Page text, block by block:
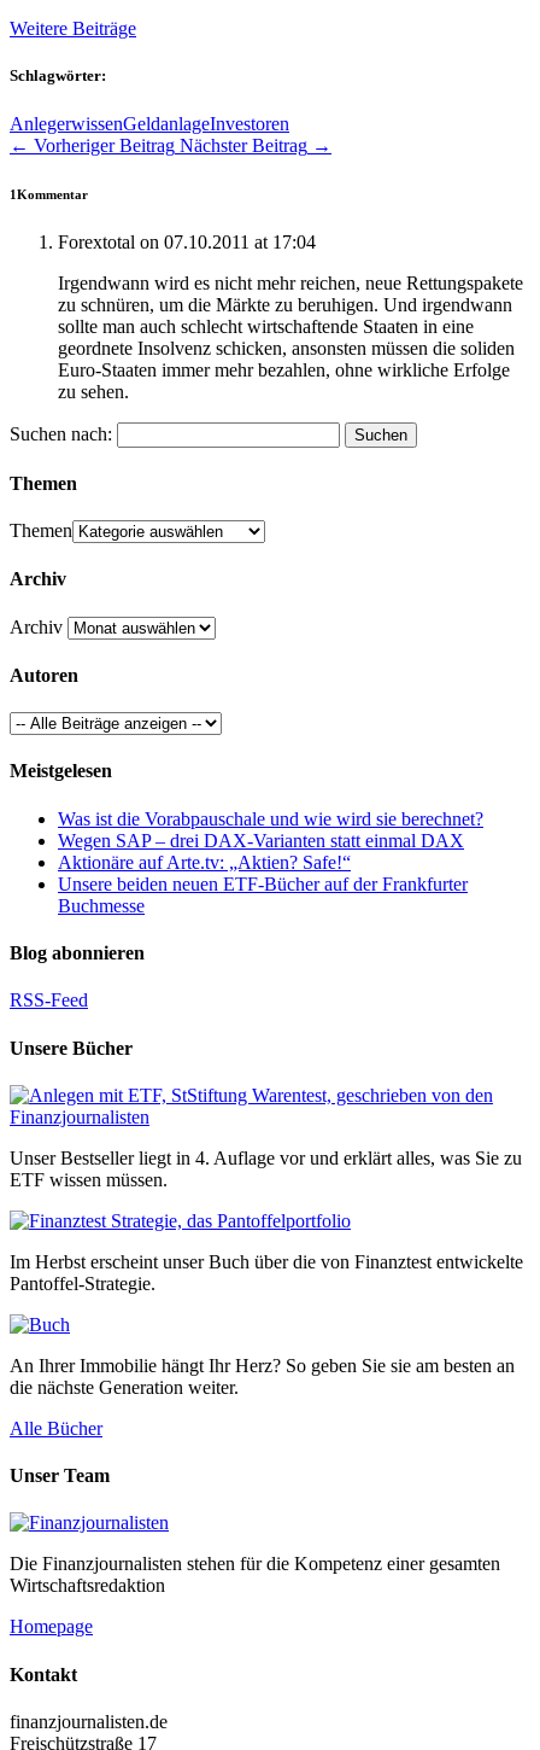
Weitere Beiträge
Schlagwörter:
AnlegerwissenGeldanlageInvestoren
← Vorheriger Beitrag Nächster Beitrag →
1Kommentar
Forextotal on 07.10.2011 at 17:04
Irgendwann wird es nicht mehr reichen, neue Rettungspakete
zu schnüren, um die Märkte zu beruhigen. Und irgendwann
sollte man auch schlecht wirtschaftende Staaten in eine
geordnete Insolvenz schicken, ansonsten müssen die soliden
Euro-Staaten immer mehr bezahlen, ohne wirkliche Erfolge
zu sehen.
Suchen nach:
Themen
Themen
Archiv
Archiv
Autoren
Meistgelesen
Was ist die Vorabpauschale und wie wird sie berechnet?
Wegen SAP – drei DAX-Varianten statt einmal DAX
Aktionäre auf Arte.tv: „Aktien? Safe!“
Unsere beiden neuen ETF-Bücher auf der Frankfurter
Buchmesse
Blog abonnieren
RSS-Feed
Unsere Bücher
Unser Bestseller liegt in 4. Auflage vor und erklärt alles, was Sie zu
ETF wissen müssen.
Im Herbst erscheint unser Buch über die von Finanztest entwickelte
Pantoffel-Strategie.
An Ihrer Immobilie hängt Ihr Herz? So geben Sie sie am besten an
die nächste Generation weiter.
Alle Bücher
Unser Team
Die Finanzjournalisten stehen für die Kompetenz einer gesamten
Wirtschaftsredaktion
Homepage
Kontakt
finanzjournalisten.de
Freischützstraße 17